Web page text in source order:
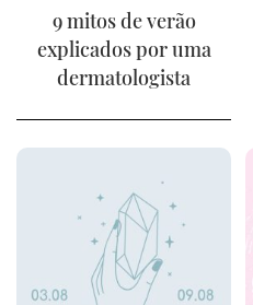
9 mitos de verão
explicados por uma
dermatologista